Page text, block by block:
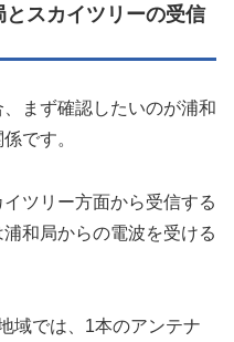
スカイツリーの受信
まず確認したいのが浦和
です。
ツリー方面から受信する
和局からの電波を受ける
域では、1本のアンテナ